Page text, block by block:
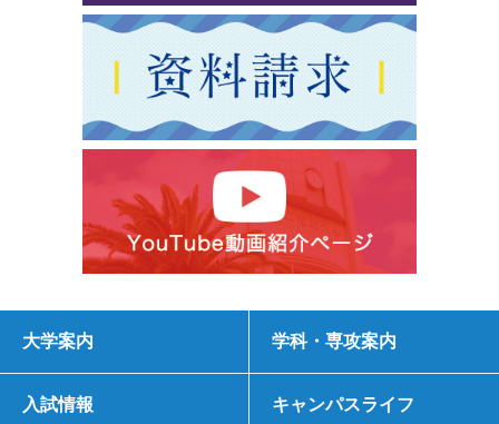
大学案内 学科・専攻案内
入試情報 キャンパスライフ